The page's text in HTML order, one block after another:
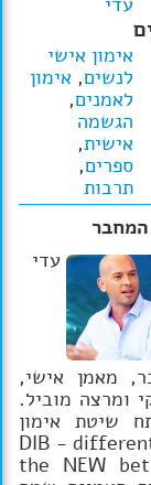
אימון אישי
לנשים, אימון
לאמנים,
הגשמה
אישית,
ספרים,
תרבות
עדי
מאמן אישי,
ומרצה מוביל.
שיטת אימון
DIB -
the NEW